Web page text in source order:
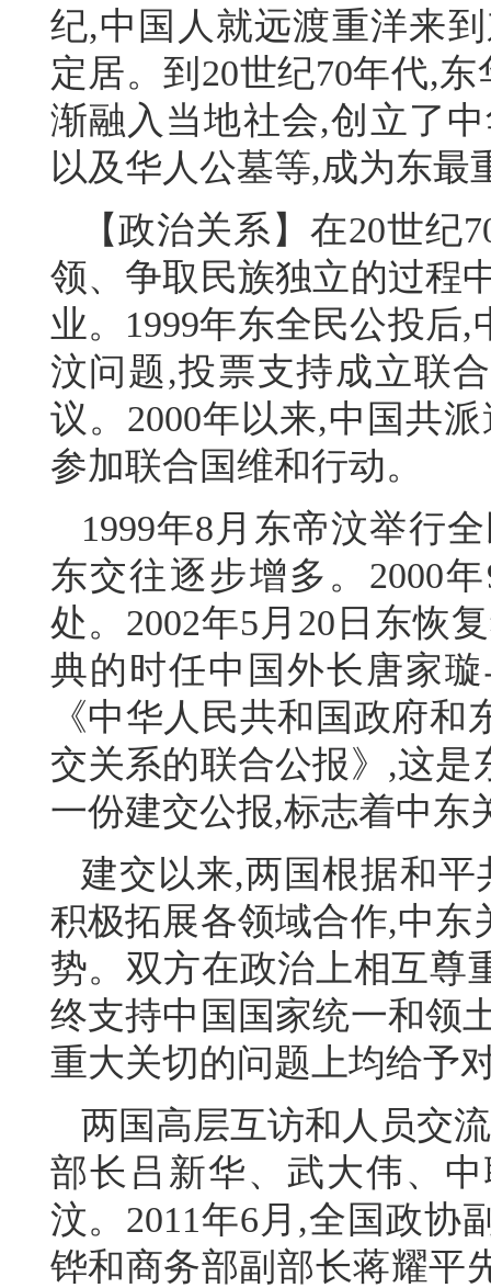
纪,中国人就远渡重洋来
定居。到20世纪70年代,
渐融入当地社会,创立了
以及华人公墓等,成为东最
【政治关系】在20世
领、争取民族独立的过程
业。1999年东全民公投后
汶问题,投票支持成立联
议。2000年以来,中国共
参加联合国维和行动。
1999年8月东帝汶举行
东交往逐步增多。2000
处。2002年5月20日东恢
典的时任中国外长唐家
《中华人民共和国政府
交关系的联合公报》,这
一份建交公报,标志着中东
建交以来,两国根据和
积极拓展各领域合作,中
势。双方在政治上相互尊
终支持中国国家统一和领
重大关切的问题上均给予
两国高层互访和人员交
部长吕新华、武大伟、
汶。2011年6月,全国政协
铧和商务部副部长蒋耀平